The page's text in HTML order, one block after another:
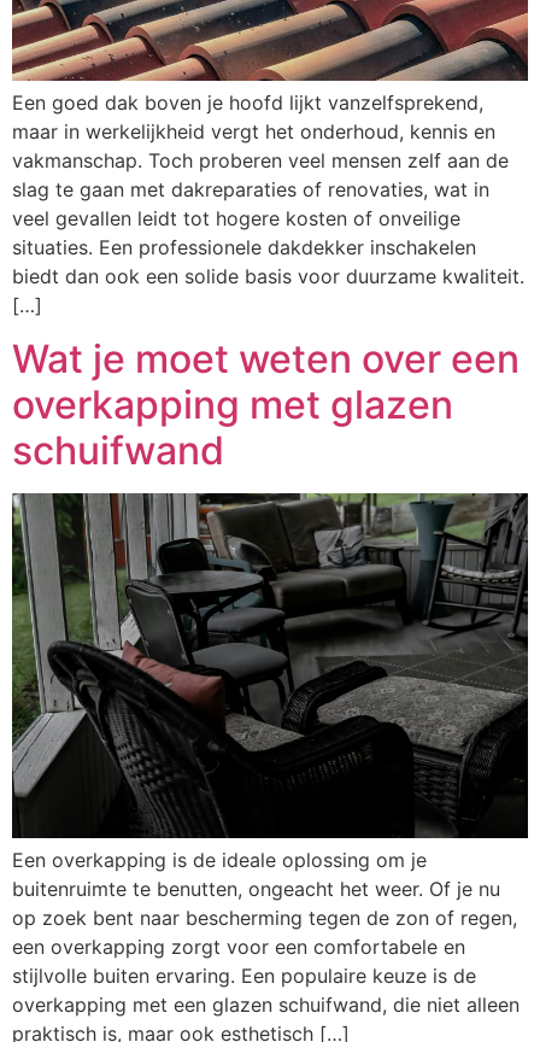
Een goed dak boven je hoofd lijkt vanzelfsprekend,
maar in werkelijkheid vergt het onderhoud, kennis en
vakmanschap. Toch proberen veel mensen zelf aan de
slag te gaan met dakreparaties of renovaties, wat in
veel gevallen leidt tot hogere kosten of onveilige
situaties. Een professionele dakdekker inschakelen
biedt dan ook een solide basis voor duurzame kwaliteit.
[…]
Wat je moet weten over een
overkapping met glazen
schuifwand
Een overkapping is de ideale oplossing om je
buitenruimte te benutten, ongeacht het weer. Of je nu
op zoek bent naar bescherming tegen de zon of regen,
een overkapping zorgt voor een comfortabele en
stijlvolle buiten ervaring. Een populaire keuze is de
overkapping met een glazen schuifwand, die niet alleen
praktisch is, maar ook esthetisch […]